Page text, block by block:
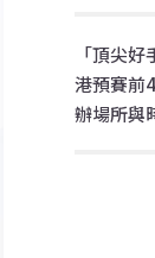
「頂尖
港預賽前
辦場所與